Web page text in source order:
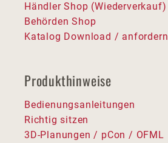
Händler Shop (Wiederverkauf)
Behörden Shop
Katalog Download / anfordern
Produkthinweise
Bedienungsanleitungen
Richtig sitzen
3D-Planungen / pCon / OFML